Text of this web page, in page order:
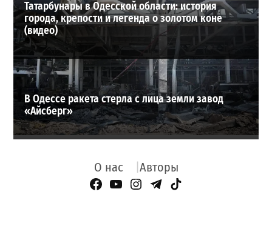
Татарбунары в Одесской области: история
города, крепости и легенда о золотом коне
(видео)
В Одессе ракета стерла с лица земли завод
«Айсберг»
О нас Авторы
Facebook Page
YouTube
Instagram
Telegram
TikTok